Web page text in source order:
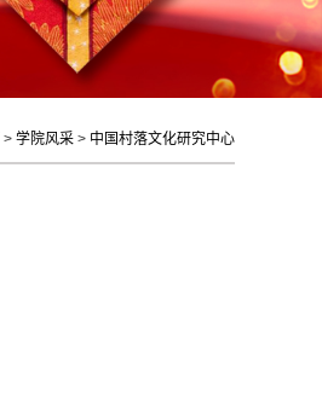
> 学院风采 > 中国村落文化研究中心